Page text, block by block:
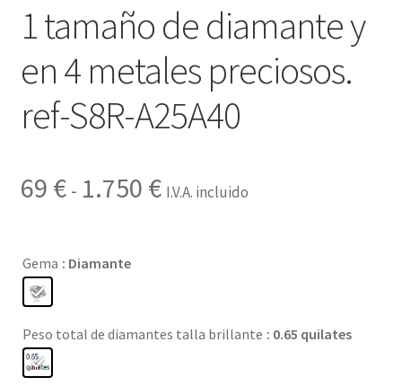
1 tamaño de diamante y
en 4 metales preciosos.
ref-S8R-A25A40
69 € - 1.750 €Rango
hasta
I.V.A. incluido
Gema : Diamante
Peso total de diamantes talla brillante : 0.65 quilates